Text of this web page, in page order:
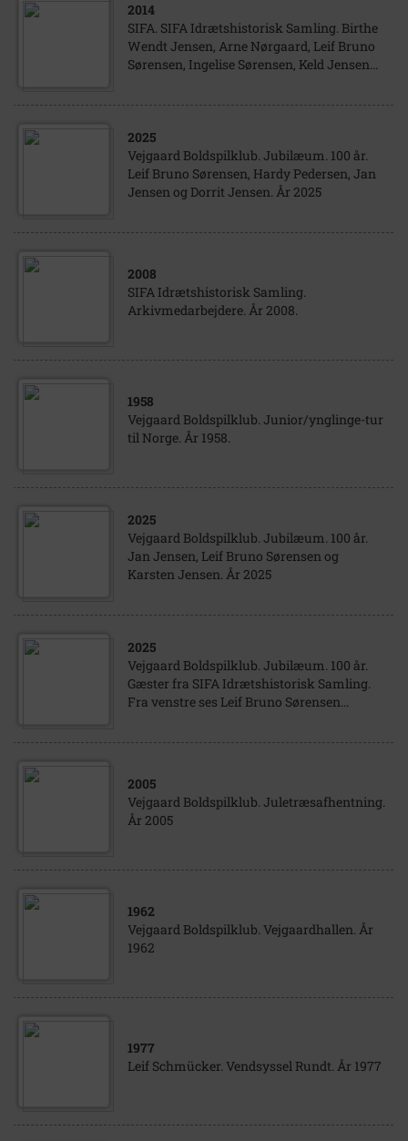
2014
SIFA. SIFA Idrætshistorisk Samling. Birthe
Wendt Jensen, Arne Nørgaard, Leif Bruno
Sørensen, Ingelise Sørensen, Keld Jensen...
2025
Vejgaard Boldspilklub. Jubilæum. 100 år.
Leif Bruno Sørensen, Hardy Pedersen, Jan
Jensen og Dorrit Jensen. År 2025
2008
SIFA Idrætshistorisk Samling.
Arkivmedarbejdere. År 2008.
1958
Vejgaard Boldspilklub. Junior/ynglinge-tur
til Norge. År 1958.
2025
Vejgaard Boldspilklub. Jubilæum. 100 år.
Jan Jensen, Leif Bruno Sørensen og
Karsten Jensen. År 2025
2025
Vejgaard Boldspilklub. Jubilæum. 100 år.
Gæster fra SIFA Idrætshistorisk Samling.
Fra venstre ses Leif Bruno Sørensen...
2005
Vejgaard Boldspilklub. Juletræsafhentning.
År 2005
1962
Vejgaard Boldspilklub. Vejgaardhallen. År
1962
1977
Leif Schmücker. Vendsyssel Rundt. År 1977